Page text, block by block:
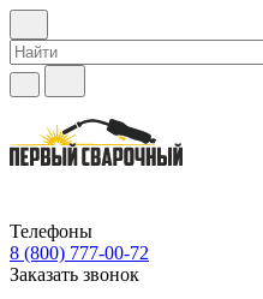
Телефоны
8 (800) 777-00-72
Заказать звонок